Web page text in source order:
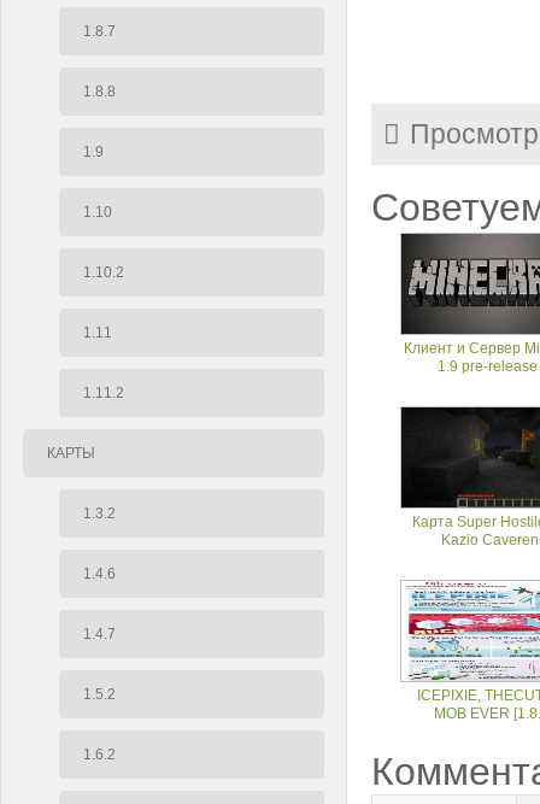
1.8.7
1.8.8
1.9
1.10
1.10.2
1.11
1.11.2
КАРТЫ
1.3.2
1.4.6
1.4.7
1.5.2
1.6.2
Клиент и Сервер
1.9 pre-release
Карта Super
Kazio
ICEPIXIE,
MOB EVER